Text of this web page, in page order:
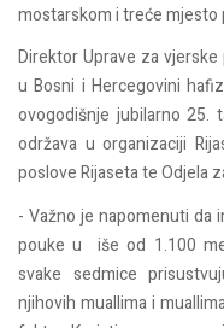
mostarskom i treće
Direktor Uprave za vjerske
u Bosni i Hercegovini
ovogodišnje jubilarno 25.
održava u organizaciji
poslove Rijaseta te Odjela
- Važno je napomenuti da
pouke u iše od 1.100
svake sedmice
njihovih muallima i